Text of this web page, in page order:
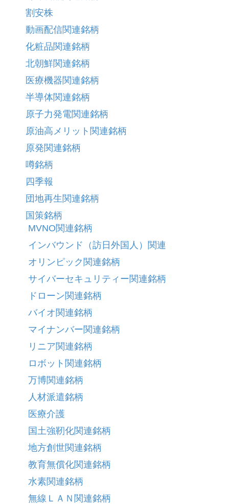
割安株
動画配信関連銘柄
化粧品関連銘柄
北朝鮮関連銘柄
医療機器関連銘柄
半導体関連銘柄
原子力発電関連銘柄
原油高メリット関連銘柄
原発関連銘柄
噂銘柄
四季報
団地再生関連銘柄
国策銘柄
MVNO関連銘柄
インバウンド（訪日外国人）関連
オリンピック関連銘柄
サイバーセキュリティー関連銘柄
ドローン関連銘柄
バイオ関連銘柄
マイナンバー関連銘柄
リニア関連銘柄
ロボット関連銘柄
万博関連銘柄
人材派遣銘柄
医療介護
国土強靭化関連銘柄
地方創世関連銘柄
教育無償化関連銘柄
水素関連銘柄
無線ＬＡＮ関連銘柄